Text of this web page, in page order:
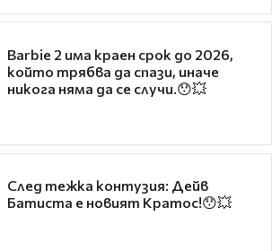
Barbie 2 има краен срок до 2026,
който трябва да спази, иначе
никога няма да се случи.😯💥
След тежка контузия: Дейв
Батиста е новият Кратос!😯💥